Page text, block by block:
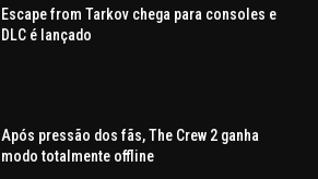
Escape from Tarkov chega para consoles e
DLC é lançado
Após pressão dos fãs, The Crew 2 ganha
modo totalmente offline